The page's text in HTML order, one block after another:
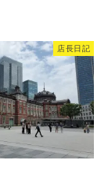
店長日記